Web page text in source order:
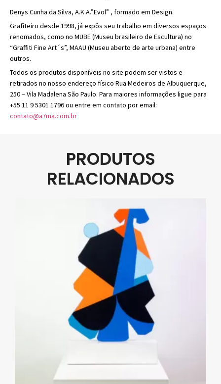
Denys Cunha da Silva, A.K.A.”Evol” , formado em Design.
Grafiteiro desde 1998, já expôs seu trabalho em diversos espaços
renomados, como no MUBE (Museu brasileiro de Escultura) no
“Graffiti Fine Art´s”, MAAU (Museu aberto de arte urbana) entre
outros.
Todos os produtos disponíveis no site podem ser vistos e
retirados no nosso endereço físico Rua Medeiros de Albuquerque,
250 – Vila Madalena São Paulo. Para maiores informações ligue para
+55 11 9 5301 1796 ou entre em contato por email:
contato@a7ma.com.br
PRODUTOS
RELACIONADOS